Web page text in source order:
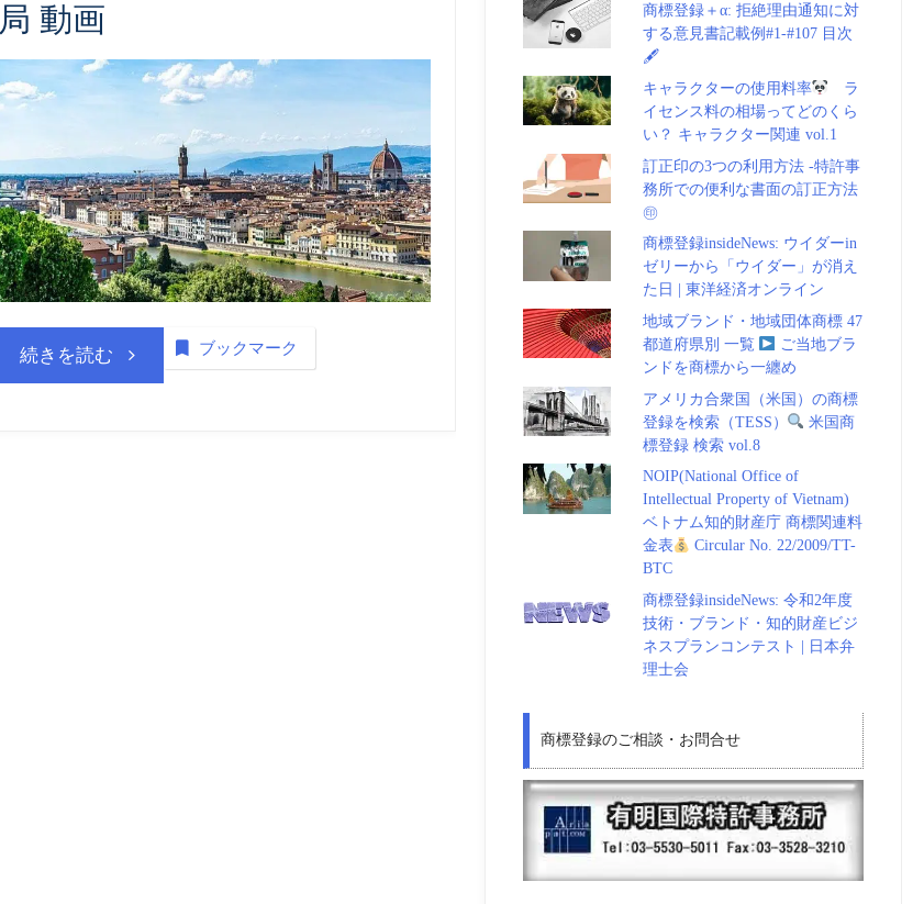
局 動画
続きを読む “欧 ブックマーク
商標登録＋α: 拒絶理由通知に対
する意見書記載例#1-#107 目次
🖋
キャラクターの使用料率
ラ
イセンス料の相場ってどのくら
い？ キャラクター関連 vol.1
訂正印の3つの利用方法 -特許事
務所での便利な書面の訂正方法
㊞
商標登録insideNews: ウイダーin
ゼリーから「ウイダー」が消え
た日 | 東洋経済オンライン
地域ブランド・地域団体商標 47
都道府県別 一覧
ご当地ブラ
ンドを商標から一纏め
アメリカ合衆国（米国）の商標
登録を検索（TESS）
米国商
標登録 検索 vol.8
NOIP(National Office of
Intellectual Property of Vietnam)
ベトナム知的財産庁 商標関連料
金表
Circular No. 22/2009/TT-
BTC
商標登録insideNews: 令和2年度
技術・ブランド・知的財産ビジ
ネスプランコンテスト | 日本弁
理士会
商標登録のご相談・お問合せ